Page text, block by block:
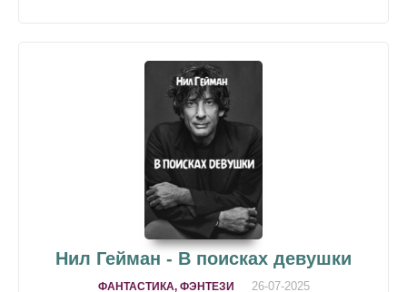
Нил Гейман - В поисках девушки
ФАНТАСТИКА, ФЭНТЕЗИ 26-07-2025